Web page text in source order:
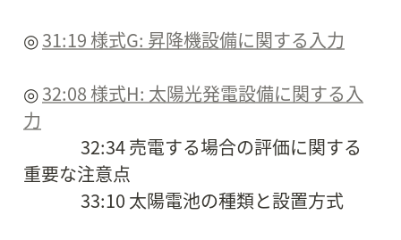
◎ 31:19 様式G: 昇降機設備に関する入力
◎ 32:08 様式H: 太陽光発電設備に関する入
力
32:34 売電する場合の評価に関する
重要な注意点
33:10 太陽電池の種類と設置方式